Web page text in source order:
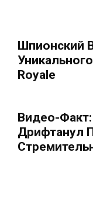
Шпионский
Royale
Видео-
Дрифтанул